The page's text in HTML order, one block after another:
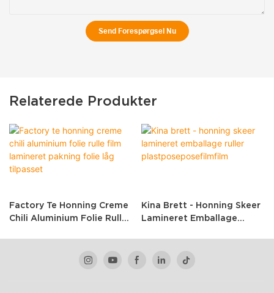
Send Forespørgsel Nu
Relaterede Produkter
Factory Te Honning Creme
Chili Aluminium Folie Rulle
Kina Brett - Honning Skeer
Lamineret Emballage